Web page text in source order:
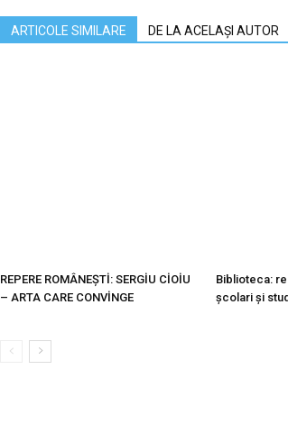
ARTICOLE SIMILARE DE LA ACELAȘI AUTOR
REPERE ROMÂNEȘTİ: SERGİU CİOİU
– ARTA CARE CONVİNGE
Biblioteca:
şcolari şi